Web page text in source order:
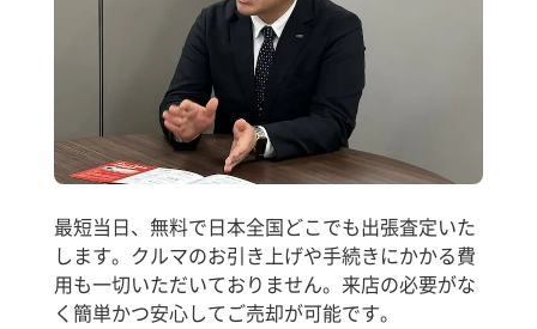
最短当日、無料で日本全国どこでも出張査定いた
します。クルマのお引き上げや手続きにかかる費
用も一切いただいておりません。来店の必要がな
く簡単かつ安心してご売却が可能です。